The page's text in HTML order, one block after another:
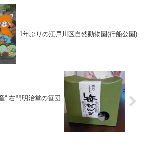
1年ぶりの江戸川区自然動物園(行船公園)
“ 右門明治堂の笹団